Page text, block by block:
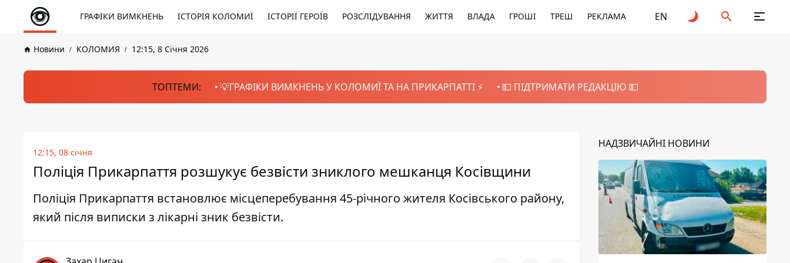
ГРАФІКИ ВИМКНЕНЬ ІСТОРІЯ КОЛОМИЇ ІСТОРІЇ ГЕРОЇВ РОЗСЛІДУВАННЯ ЖИТТЯ ВЛАДА ГРОШІ ТРЕШ РЕКЛАМА EN
Новини КОЛОМИЯ 12:15, 8 Січня 2026
ТОПТЕМИ: 💡ГРАФІКИ ВИМКНЕНЬ У КОЛОМИЇ ТА НА ПРИКАРПАТТІ ⚡️ 💵 ПІДТРИМАТИ РЕДАКЦІЮ 💵
12:15, 08 січня
Поліція Прикарпаття розшукує безвісти зниклого мешканця Косівщини
Поліція Прикарпаття встановлює місцеперебування 45-річного жителя Косівського району,
який після виписки з лікарні зник безвісти.
НАДЗВИЧАЙНІ НОВИНИ